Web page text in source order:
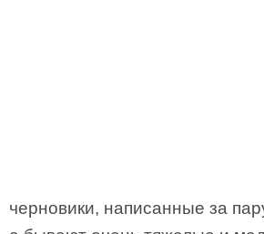
черновики, написанные за